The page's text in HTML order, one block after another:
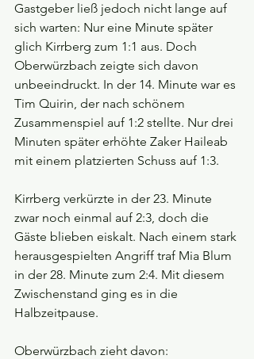
Gastgeber ließ jedoch nicht lange auf
sich warten: Nur eine Minute später
glich Kirrberg zum 1:1 aus. Doch
Oberwürzbach zeigte sich davon
unbeeindruckt. In der 14. Minute war es
Tim Quirin, der nach schönem
Zusammenspiel auf 1:2 stellte. Nur drei
Minuten später erhöhte Zaker Haileab
mit einem platzierten Schuss auf 1:3.
Kirrberg verkürzte in der 23. Minute
zwar noch einmal auf 2:3, doch die
Gäste blieben eiskalt. Nach einem stark
herausgespielten Angriff traf Mia Blum
in der 28. Minute zum 2:4. Mit diesem
Zwischenstand ging es in die
Halbzeitpause.
Oberwürzbach zieht davon: